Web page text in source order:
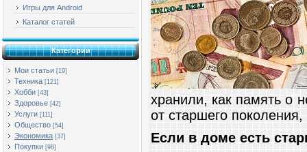
Игры для Android
Каталог статей
Категории
Мои статьи [19]
Техника [121]
Хобби [43]
Здоровье [42]
Услуги [111]
Общество [54]
Экономика [37]
Покупки [98]
хранили, как память о
от старшего
Если в доме есть